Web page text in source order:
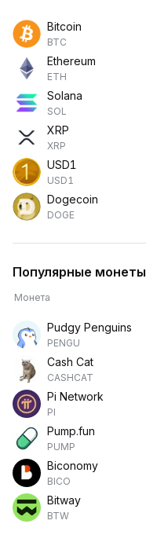
Bitcoin
BTC
Ethereum
ETH
Solana
SOL
XRP
XRP
USD1
USD1
Dogecoin
DOGE
Популярные монеты
Монета
Pudgy Penguins
PENGU
Cash Cat
CASHCAT
Pi Network
PI
Pump.fun
PUMP
Biconomy
BICO
Bitway
BTW